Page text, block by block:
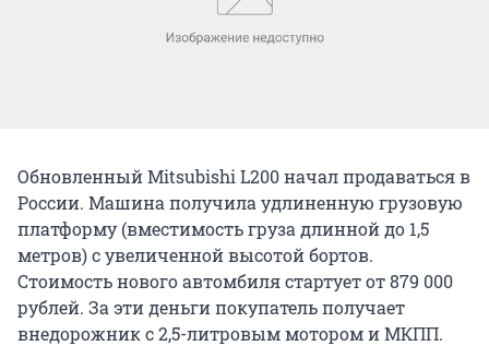
Обновленный Mitsubishi L200 начал продаваться в
России. Машина получила удлиненную грузовую
платформу (вместимость груза длинной до 1,5
метров) с увеличенной высотой бортов.
Стоимость нового автомбиля стартует от 879 000
рублей. За эти деньги покупатель получает
внедорожник с 2,5-литровым мотором и МКПП.